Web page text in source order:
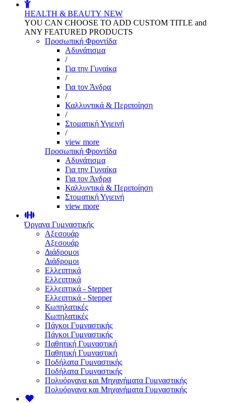
HEALTH & BEAUTY NEW
YOU CAN CHOOSE TO ADD CUSTOM TITLE and
ANY FEATURED PRODUCTS
Προσωπική Φροντίδα
Αδυνάτισμα
/
Για την Γυναίκα
/
Για τον Άνδρα
/
Καλλυντικά & Περιποίηση
/
Στοματική Υγιεινή
/
view more
Προσωπική Φροντίδα
Αδυνάτισμα
Για την Γυναίκα
Για τον Άνδρα
Καλλυντικά & Περιποίηση
Στοματική Υγιεινή
view more
Όργανα Γυμναστικής
Αξεσουάρ
Αξεσουάρ
Διάδρομοι
Διάδρομοι
Ελλειπτικά
Ελλειπτικά
Ελλειπτικά - Stepper
Ελλειπτικά - Stepper
Κωπηλατικές
Κωπηλατικές
Πάγκοι Γυμναστικής
Πάγκοι Γυμναστικής
Παθητική Γυμναστική
Παθητική Γυμναστική
Ποδήλατα Γυμναστικής
Ποδήλατα Γυμναστικής
Πολυόργανα και Μηχανήματα Γυμναστικής
Πολυόργανα και Μηχανήματα Γυμναστικής